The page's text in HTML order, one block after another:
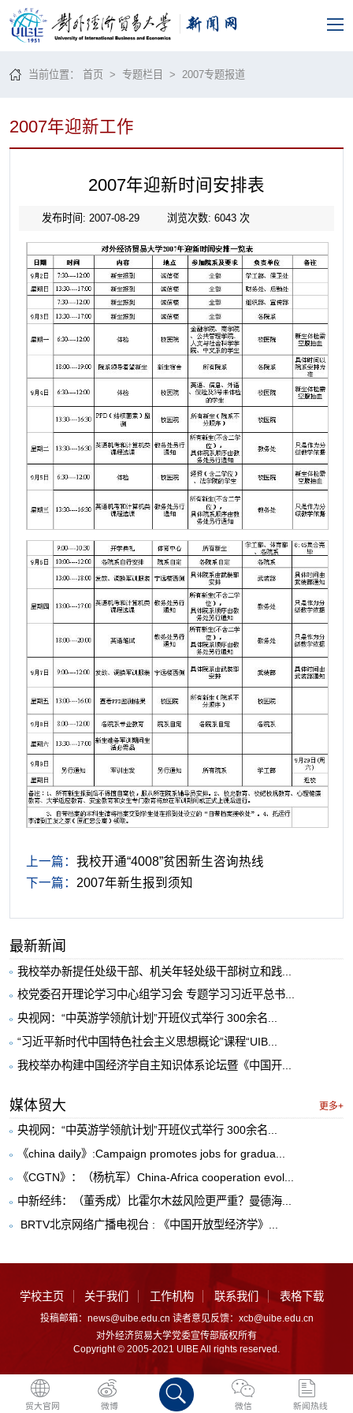
当前位置：首页 >专题栏目 > 2007专题报道
2007年迎新工作
2007年迎新时间安排表
发布时间: 2007-08-29 浏览次数: 6043次
上一篇： 我校开通“4008”贫困新生咨询热线
下一篇： 2007年新生报到须知
最新新闻
我校举办新提任处级干部、机关年轻处级干部树立和践...
校党委召开理论学习中心组学习会 专题学习习近平总书...
央视网：“中英游学领航计划”开班仪式举行 300余名...
“习近平新时代中国特色社会主义思想概论”课程“UIB...
我校举办构建中国经济学自主知识体系论坛暨《中国开...
媒体贸大 更多+
央视网：“中英游学领航计划”开班仪式举行 300余名...
《china daily》:Campaign promotes jobs for gradua...
《CGTN》：（杨杭军）China-Africa cooperation evol...
中新经纬：（董秀成）比霍尔木兹风险更严重？曼德海...
​ BRTV北京网络广播电视台 : 《中国开放型经济学》...
学校主页 关于我们 工作机构 联系我们 表格下载
投稿邮箱：news@uibe.edu.cn 读者意见反馈：xcb@uibe.edu.cn
对外经济贸易大学党委宣传部版权所有
Copyright © 2005-2021 UIBE All rights reserved.
贸大官网 微博 微信 新闻热线